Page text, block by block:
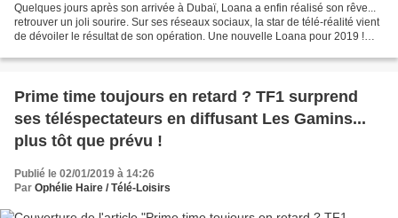
Quelques jours après son arrivée à Dubaï, Loana a enfin réalisé son rêve...
retrouver un joli sourire. Sur ses réseaux sociaux, la star de télé-réalité vient
de dévoiler le résultat de son opération. Une nouvelle Loana pour 2019 !
Prime time toujours en retard ? TF1 surprend
ses téléspectateurs en diffusant Les Gamins...
plus tôt que prévu !
Publié le 02/01/2019 à 14:26
Par Ophélie Haire / Télé-Loisirs